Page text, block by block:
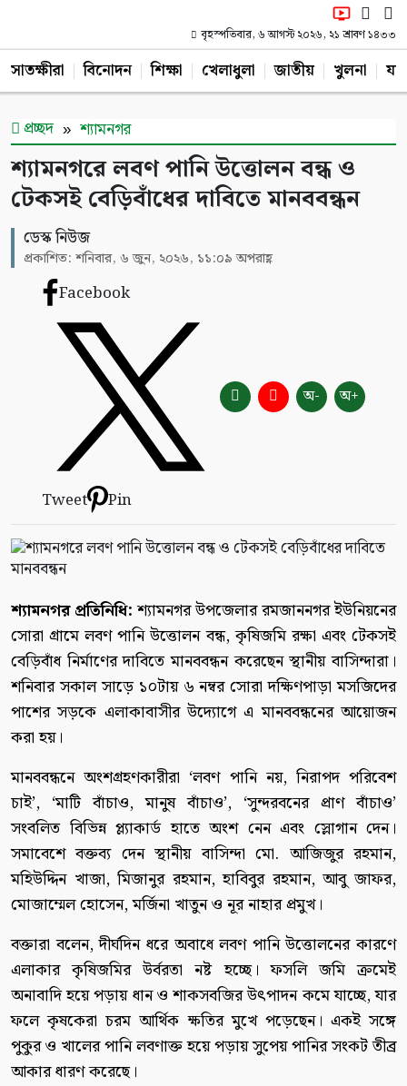
বৃহস্পতিবার, ৬ আগস্ট ২০২৬, ২১ শ্রাবণ ১৪৩৩
সাতক্ষীরা বিনোদন শিক্ষা খেলাধুলা জাতীয় খুলনা
প্রচ্ছদ শ্যামনগর
শ্যামনগরে লবণ পানি উত্তোলন বন্ধ ও
টেকসই বেড়িবাঁধের দাবিতে মানববন্ধন
ডেস্ক নিউজ
প্রকাশিত: শনিবার, ৬ জুন, ২০২৬, ১১:০৯ অপরাহ্ণ
Facebook
Tweet Pin
অ- অ+
শ্যামনগর প্রতিনিধি: শ্যামনগর উপজেলার রমজাননগর ইউনিয়নের
সোরা গ্রামে লবণ পানি উত্তোলন বন্ধ, কৃষিজমি রক্ষা এবং টেকসই
বেড়িবাঁধ নির্মাণের দাবিতে মানববন্ধন করেছেন স্থানীয় বাসিন্দারা।
শনিবার সকাল সাড়ে ১০টায় ৬ নম্বর সোরা দক্ষিণপাড়া মসজিদের
পাশের সড়কে এলাকাবাসীর উদ্যোগে এ মানববন্ধনের আয়োজন
করা হয়।
মানববন্ধনে অংশগ্রহণকারীরা ‘লবণ পানি নয়, নিরাপদ পরিবেশ
চাই’, ‘মাটি বাঁচাও, মানুষ বাঁচাও’, ‘সুন্দরবনের প্রাণ বাঁচাও’
সংবলিত বিভিন্ন প্ল্যাকার্ড হাতে অংশ নেন এবং স্লোগান দেন।
সমাবেশে বক্তব্য দেন স্থানীয় বাসিন্দা মো. আজিজুর রহমান,
মহিউদ্দিন খাজা, মিজানুর রহমান, হাবিবুর রহমান, আবু জাফর,
মোজাম্মেল হোসেন, মর্জিনা খাতুন ও নূর নাহার প্রমুখ।
বক্তারা বলেন, দীর্ঘদিন ধরে অবাধে লবণ পানি উত্তোলনের কারণে
এলাকার কৃষিজমির উর্বরতা নষ্ট হচ্ছে। ফসলি জমি ক্রমেই
অনাবাদি হয়ে পড়ায় ধান ও শাকসবজির উৎপাদন কমে যাচ্ছে, যার
ফলে কৃষকেরা চরম আর্থিক ক্ষতির মুখে পড়েছেন। একই সঙ্গে
পুকুর ও খালের পানি লবণাক্ত হয়ে পড়ায় সুপেয় পানির সংকট তীব্র
আকার ধারণ করেছে।